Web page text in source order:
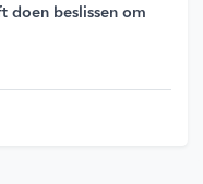
beslissen om